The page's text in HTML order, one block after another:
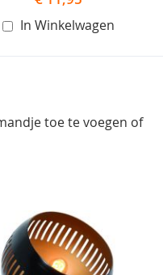
In Winkelwagen
toe te voegen of